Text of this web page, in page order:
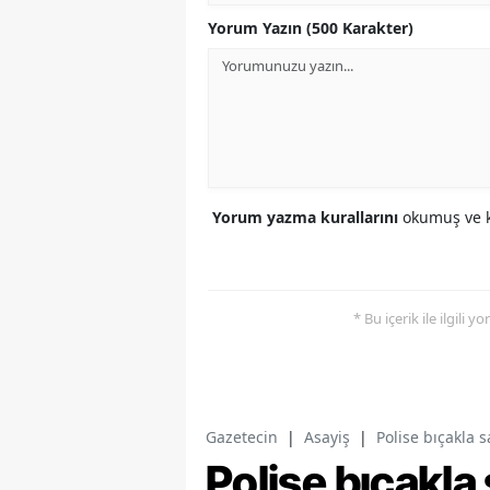
Yorum Yazın (500 Karakter)
Yorum yazma kurallarını okumuş ve
* Bu içerik ile ilgili
Gazetecin | Asayiş | Polise bıçakla